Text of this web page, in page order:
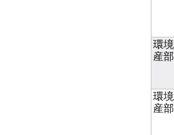
環
産部
環
産部